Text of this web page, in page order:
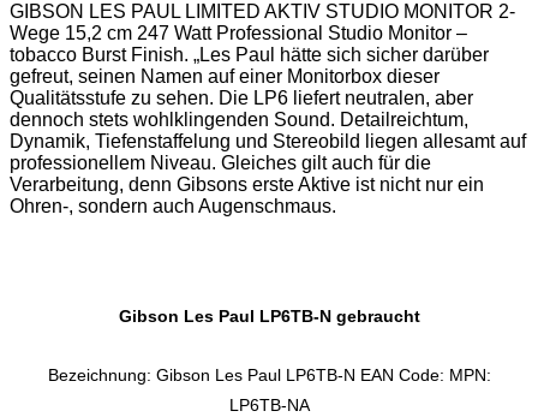
GIBSON LES PAUL LIMITED AKTIV STUDIO MONITOR 2-
Wege 15,2 cm 247 Watt Professional Studio Monitor –
tobacco Burst Finish. „Les Paul hätte sich sicher darüber
gefreut, seinen Namen auf einer Monitorbox dieser
Qualitätsstufe zu sehen. Die LP6 liefert neutralen, aber
dennoch stets wohlklingenden Sound. Detailreichtum,
Dynamik, Tiefenstaffelung und Stereobild liegen allesamt auf
professionellem Niveau. Gleiches gilt auch für die
Verarbeitung, denn Gibsons erste Aktive ist nicht nur ein
Ohren-, sondern auch Augenschmaus.
Gibson Les Paul LP6TB-N gebraucht
Bezeichnung: Gibson Les Paul LP6TB-N EAN Code: MPN:
LP6TB-NA